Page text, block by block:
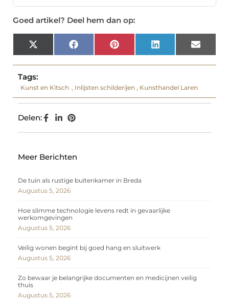
Goed artikel? Deel hem dan op:
X
(Twitter)
Facebook Pinterest LinkedIn Email
Tags:
Kunst en Kitsch , Inlijsten schilderijen , Kunsthandel Laren
Delen:
Meer Berichten
De tuin als rustige buitenkamer in Breda
Augustus 5, 2026
Hoe slimme technologie levens redt in gevaarlijke
werkomgevingen
Augustus 5, 2026
Veilig wonen begint bij goed hang en sluitwerk
Augustus 5, 2026
Zo bewaar je belangrijke documenten en medicijnen veilig
thuis
Augustus 5, 2026